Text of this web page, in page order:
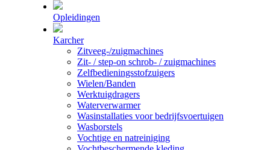
Opleidingen
Karcher
Zitveeg-/zuigmachines
Zit- / step-on schrob- / zuigmachines
Zelfbedieningsstofzuigers
Wielen/Banden
Werktuigdragers
Waterverwarmer
Wasinstallaties voor bedrijfsvoertuigen
Wasborstels
Vochtige en natreiniging